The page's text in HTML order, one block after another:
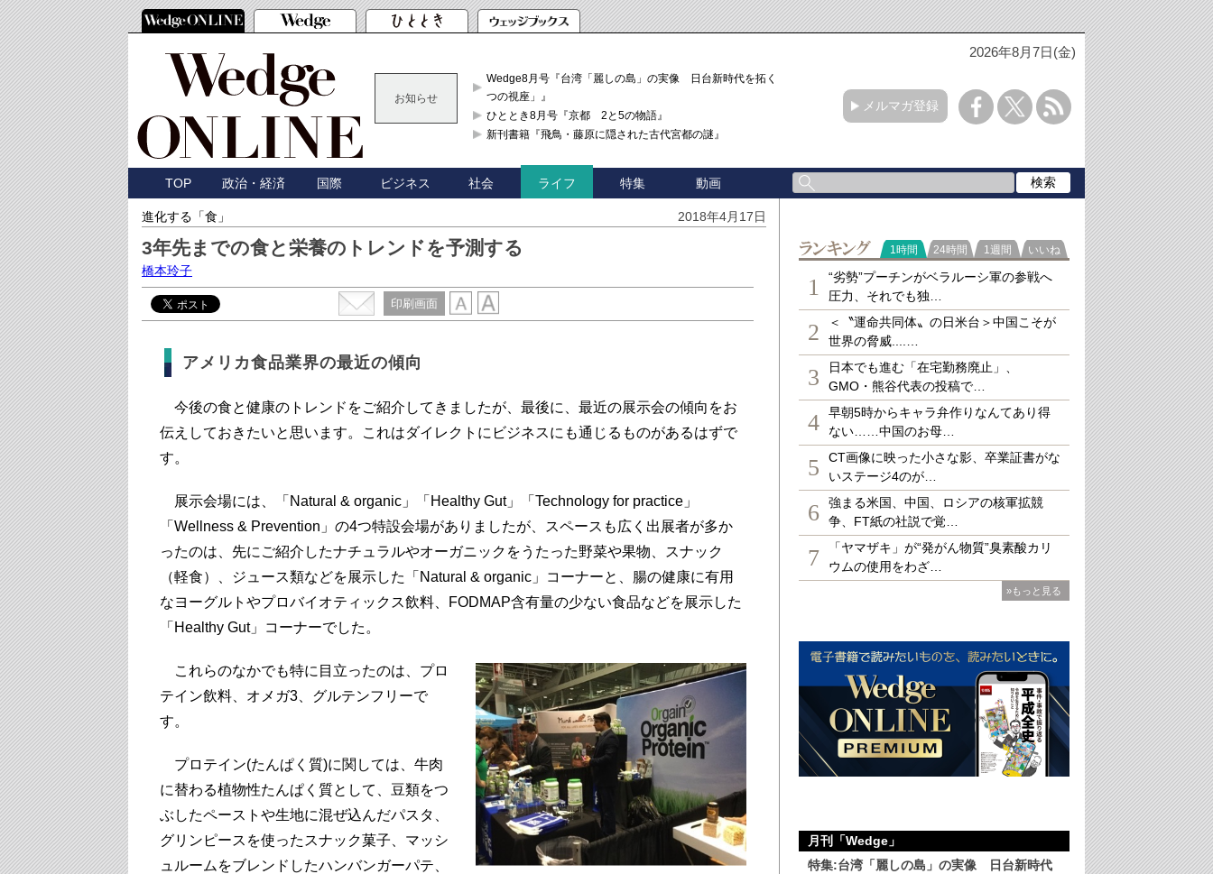
2026年8月7日(金)
お知らせ
Wedge8月号『台湾「麗しの島」の実像 日台新時代を拓く「3
つの視座」』
ひととき8月号『京都 2と5の物語』
新刊書籍『飛鳥・藤原に隠された古代宮都の謎』
メルマガ登録
TOP 政治・経済 国際 ビジネス 社会 ライフ 特集 動画
進化する「食」 2018年4月17日
3年先までの食と栄養のトレンドを予測する
橋本玲子
印刷画面
アメリカ食品業界の最近の傾向
今後の食と健康のトレンドをご紹介してきましたが、最後に、最近の展示会の傾向をお
伝えしておきたいと思います。これはダイレクトにビジネスにも通じるものがあるはずで
す。
展示会場には、「Natural & organic」「Healthy Gut」「Technology for practice」
「Wellness & Prevention」の4つ特設会場がありましたが、スペースも広く出展者が多か
ったのは、先にご紹介したナチュラルやオーガニックをうたった野菜や果物、スナック
（軽食）、ジュース類などを展示した「Natural & organic」コーナーと、腸の健康に有用
なヨーグルトやプロバイオティックス飲料、FODMAP含有量の少ない食品などを展示した
「Healthy Gut」コーナーでした。
これらのなかでも特に目立ったのは、プロ
テイン飲料、オメガ3、グルテンフリーで
す。
プロテイン(たんぱく質)に関しては、牛肉
に替わる植物性たんぱく質として、豆類をつ
ぶしたペーストや生地に混ぜ込んだパスタ、
グリンピースを使ったスナック菓子、マッシ
ュルームをブレンドしたハンバンガーパテ、
ランキング
1時間 24時間 1週間 いいね
1
“劣勢”プーチンがベラルーシ軍の参戦へ
圧力、それでも独…
2
＜〝運命共同体〟の日米台＞中国こそが
世界の脅威....…
3
日本でも進む「在宅勤務廃止」、
GMO・熊谷代表の投稿で…
4
早朝5時からキャラ弁作りなんてあり得
ない……中国のお母…
5
CT画像に映った小さな影、卒業証書がな
いステージ4のが…
6
強まる米国、中国、ロシアの核軍拡競
争、FT紙の社説で覚…
7
「ヤマザキ」が“発がん物質”臭素酸カリ
ウムの使用をわざ…
»もっと見る
月刊「Wedge」
特集:台湾「麗しの島」の実像 日台新時代